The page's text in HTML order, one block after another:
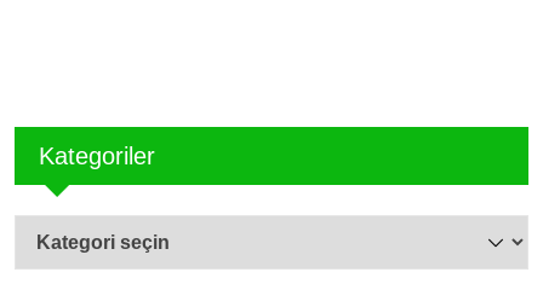
Kategoriler
Kategoriler